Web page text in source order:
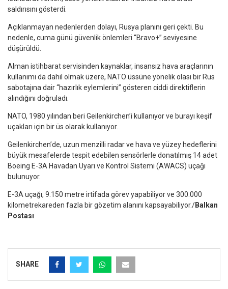
saldırısını gösterdi.
Açıklanmayan nedenlerden dolayı, Rusya planını geri çekti. Bu
nedenle, cuma günü güvenlik önlemleri “Bravo+” seviyesine
düşürüldü.
Alman istihbarat servisinden kaynaklar, insansız hava araçlarının
kullanımı da dahil olmak üzere, NATO üssüne yönelik olası bir Rus
sabotajına dair “hazırlık eylemlerini” gösteren ciddi direktiflerin
alındığını doğruladı.
NATO, 1980 yılından beri Geilenkirchen’i kullanıyor ve burayı keşif
uçakları için bir üs olarak kullanıyor.
Geilenkirchen’de, uzun menzilli radar ve hava ve yüzey hedeflerini
büyük mesafelerde tespit edebilen sensörlerle donatılmış 14 adet
Boeing E-3A Havadan Uyarı ve Kontrol Sistemi (AWACS) uçağı
bulunuyor.
E-3A uçağı, 9.150 metre irtifada görev yapabiliyor ve 300.000
kilometrekareden fazla bir gözetim alanını kapsayabiliyor./Balkan
Postası
SHARE